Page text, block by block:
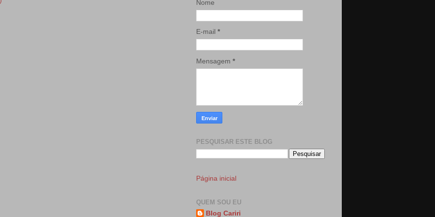
Nome
E-mail *
Mensagem *
PESQUISAR ESTE BLOG
Página inicial
QUEM SOU EU
Blog Cariri